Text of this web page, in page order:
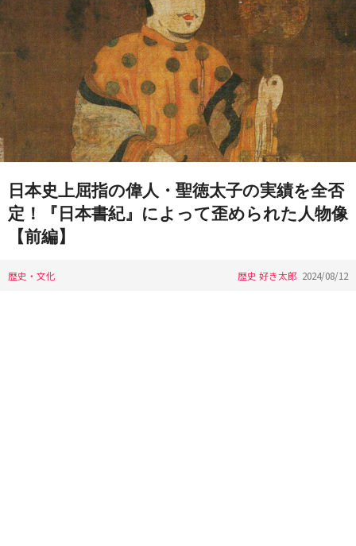
日本史上屈指の偉人・聖徳太子の実績を全否
定！『日本書紀』によって歪められた人物像
【前編】
歴史・文化 歴史 好き太郎 2024/08/12